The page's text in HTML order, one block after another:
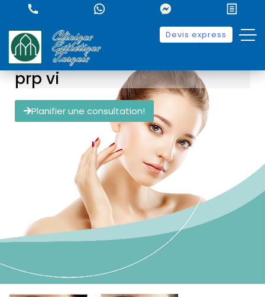
Devis express
prp vi
Planifier une consultation!